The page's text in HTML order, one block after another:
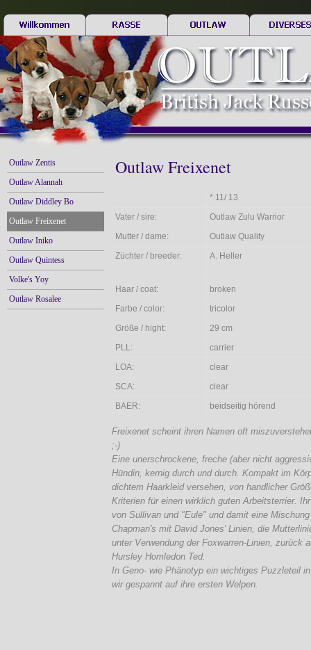
Outlaw Zentis
Outlaw Alannah
Outlaw Diddley Bo
Outlaw Freixenet
Outlaw Iniko
Outlaw Quintess
Volke's Yoy
Outlaw Rosalee
Outlaw Freixenet
* 11/ 13
Vater / sire:
Outlaw Zulu Warrior
Mutter / dame:
Outlaw Quality
Züchter / breeder:
A. Heller
Haar / coat:
broken
Farbe / color:
tricolor
Größe / hight:
29 cm
PLL:
carrier
LOA:
clear
SCA:
clear
BAER:
beidseitig hörend
Freixenet scheint ihren Namen oft
;-)
Eine unerschrockene, freche (aber nicht
Hündin, kernig durch und durch. Kompakt im
dichtem Haarkleid versehen, von handlicher
Kriterien für einen wirklich guten Arbeitsterrier.
von Sullivan und "Eule" und damit eine
Chapman's mit David Jones' Linien, die
unter Verwendung der Foxwarren-Linien, zurück
Hursley Homledon Ted.
In Geno- wie Phänotyp ein wichtiges Puzzleteil
wir gespannt auf ihre ersten Welpen.